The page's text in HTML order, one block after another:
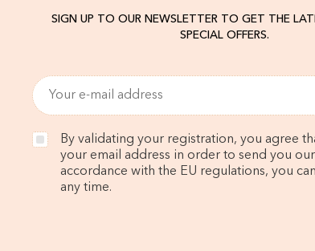
SIGN UP TO OUR NEWSLETTER TO GET THE
SPECIAL OFFERS.
By validating your registration, you agree
your email address in order to send you
accordance with the EU regulations, you
any time.